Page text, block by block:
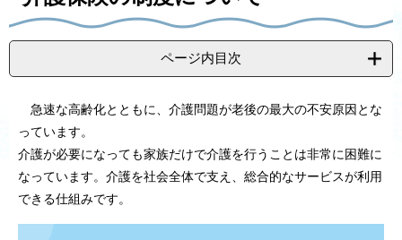
る
る
ページ内目次
急速な高齢化とともに、介護問題が老後の最大の不安原因とな
っています。
介護が必要になっても家族だけで介護を行うことは非常に困難に
なっています。介護を社会全体で支え、総合的なサービスが利用
できる仕組みです。